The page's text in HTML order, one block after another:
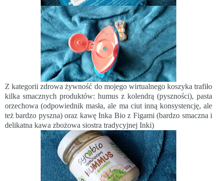
Z kategorii zdrowa żywność do mojego wirtualnego koszyka trafiło
kilka smacznych produktów: humus z kolendrą (pyszności), pasta
orzechowa (odpowiednik masła, ale ma ciut inną konsystencję, ale
też bardzo pyszna) oraz kawę Inka Bio z Figami (bardzo smaczna i
delikatna kawa zbożowa siostra tradycyjnej Inki)